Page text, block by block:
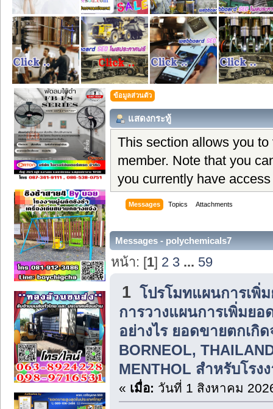
ข้อมูลส่วนตัว
แสดงกระทู้
This section allows you
member. Note that you
you currently have
Messages Topics Attachments
Messages - polychemicals7
หน้า: [1] 2 3 ... 59
1 โปรโมทแผนการเพิ่
การวางแผนการเพิ่มย
อย่างไร ยอดขายตกเกิด
BORNEOL,
MENTHOL สำหรับโรง
« เมื่อ: วันที่ 1 สิงหาคม